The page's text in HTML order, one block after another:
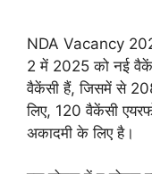
NDA Vacancy
2 में 2025 को नई
वैकेंसी हैं, जिसमें से
लिए, 120 वैकेंसी
अकादमी के लिए है।